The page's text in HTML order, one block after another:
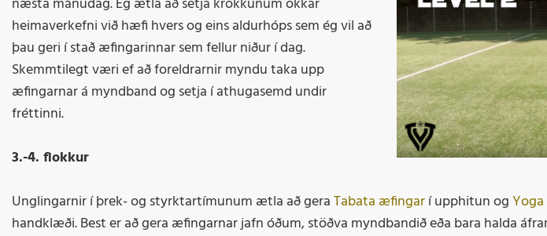
heimaverkefni við hæfi hvers og eins aldurhóps sem ég vil að
þau geri í stað æfingarinnar sem fellur niður í dag.
Skemmtilegt væri ef að foreldrarnir myndu taka upp
æfingarnar á myndband og setja í athugasemd undir
fréttinni.
3.-4. flokkur
Unglingarnir í þrek- og styrktartímunum ætla að geraTabata æfingarí upphitun og
handklæði. Best er að gera æfingarnar jafn óðum, stöðva myndbandið eða bara halda